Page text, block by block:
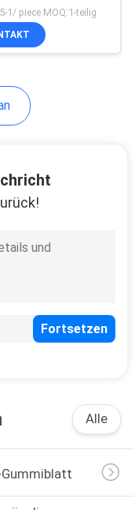
23
für schießende
1/ piece MOQ:1-teilig
Alle
Gummiblatt